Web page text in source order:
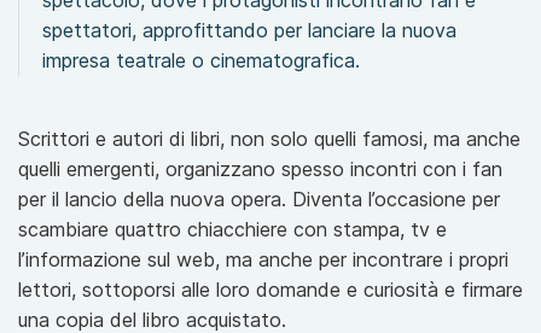
spettatori, approfittando per lanciare la nuova
impresa teatrale o cinematografica.
Scrittori e autori di libri, non solo quelli famosi, ma anche
quelli emergenti, organizzano spesso incontri con i fan
per il lancio della nuova opera. Diventa l’occasione per
scambiare quattro chiacchiere con stampa, tv e
l’informazione sul web, ma anche per incontrare i propri
lettori, sottoporsi alle loro domande e curiosità e firmare
una copia del libro acquistato.